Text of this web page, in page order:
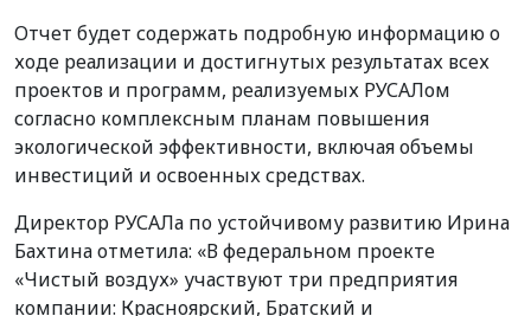
Отчет будет содержать подробную информацию о
ходе реализации и достигнутых результатах всех
проектов и программ, реализуемых РУСАЛом
согласно комплексным планам повышения
экологической эффективности, включая объемы
инвестиций и освоенных средствах.
Директор РУСАЛа по устойчивому развитию Ирина
Бахтина отметила: «В федеральном проекте
«Чистый воздух» участвуют три предприятия
компании: Красноярский, Братский и